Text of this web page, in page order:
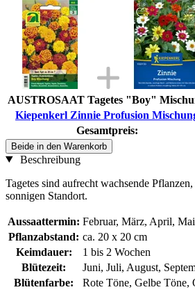
AUSTROSAAT Tagetes "Boy"
Kiepenkerl Zinnie Profusion
Gesamtpreis:
Beide in den Warenkorb
Beschreibung
Tagetes sind aufrecht wachsende
sonnigen Standort.
Aussaattermin: Februar, März, April, Mai
Pflanzabstand: ca. 20 x 20 cm
Keimdauer:
1 bis 2 Wochen
Blütezeit:
Juni, Juli, August,
Blütenfarbe:
Rote Töne, Gelbe Töne,